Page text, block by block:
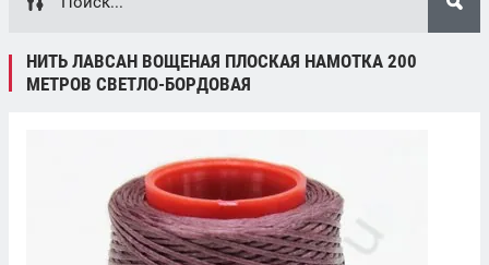
НИТЬ ЛАВСАН ВОЩЕНАЯ ПЛОСКАЯ НАМОТКА 200
МЕТРОВ СВЕТЛО-БОРДОВАЯ